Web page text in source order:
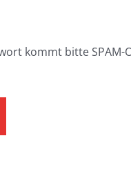
kommt bitte SPAM-